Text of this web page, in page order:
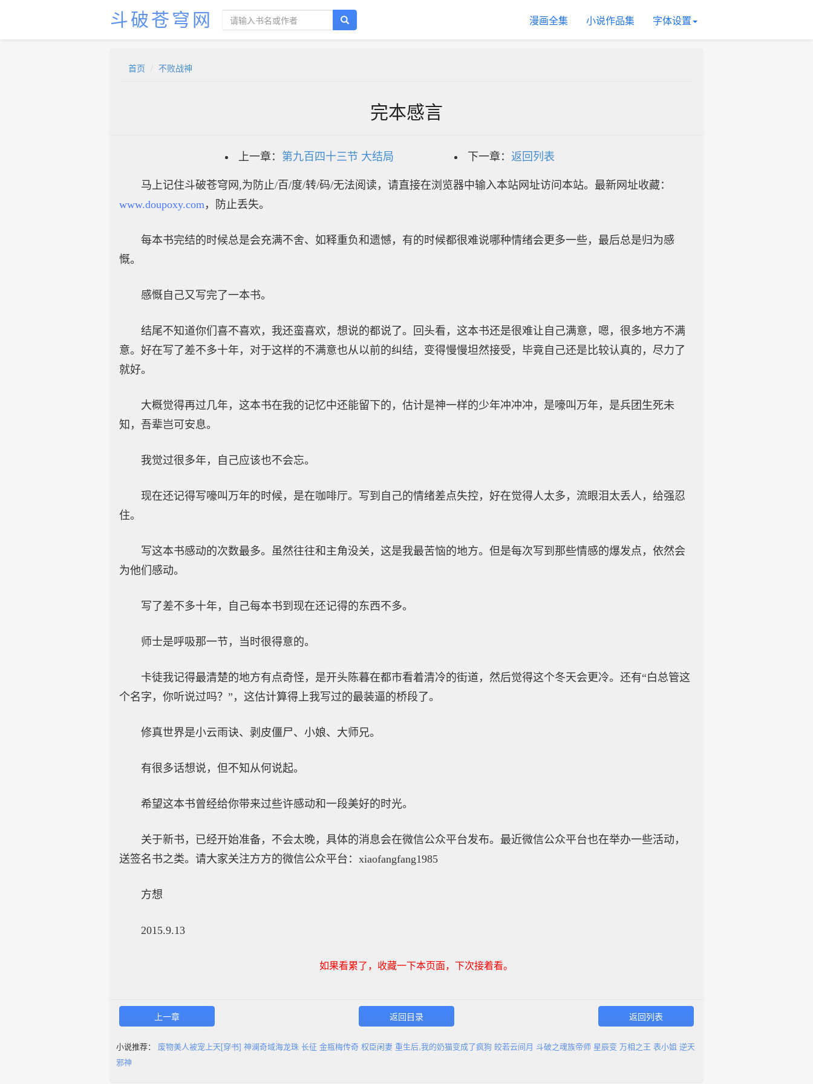
斗破苍穹网 漫画全集 小说作品集 字体设置
首页 不败战神
完本感言
上一章： 第九百四十三节 大结局 下一章： 返回列表
马上记住斗破苍穹网,为防止/百/度/转/码/无法阅读，请直接在浏览器中输入本站网址访问本站。最新网址收藏：
www.doupoxy.com，防止丢失。
每本书完结的时候总是会充满不舍、如释重负和遗憾，有的时候都很难说哪种情绪会更多一些，最后总是归为感
慨。
感慨自己又写完了一本书。
结尾不知道你们喜不喜欢，我还蛮喜欢，想说的都说了。回头看，这本书还是很难让自己满意，嗯，很多地方不满
意。好在写了差不多十年，对于这样的不满意也从以前的纠结，变得慢慢坦然接受，毕竟自己还是比较认真的，尽力了
就好。
大概觉得再过几年，这本书在我的记忆中还能留下的，估计是神一样的少年冲冲冲，是嚎叫万年，是兵团生死未
知，吾辈岂可安息。
我觉过很多年，自己应该也不会忘。
现在还记得写嚎叫万年的时候，是在咖啡厅。写到自己的情绪差点失控，好在觉得人太多，流眼泪太丢人，给强忍
住。
写这本书感动的次数最多。虽然往往和主角没关，这是我最苦恼的地方。但是每次写到那些情感的爆发点，依然会
为他们感动。
写了差不多十年，自己每本书到现在还记得的东西不多。
师士是呼吸那一节，当时很得意的。
卡徒我记得最清楚的地方有点奇怪，是开头陈暮在都市看着清冷的街道，然后觉得这个冬天会更冷。还有“白总管这
个名字，你听说过吗？”，这估计算得上我写过的最装逼的桥段了。
修真世界是小云雨诀、剥皮僵尸、小娘、大师兄。
有很多话想说，但不知从何说起。
希望这本书曾经给你带来过些许感动和一段美好的时光。
关于新书，已经开始准备，不会太晚，具体的消息会在微信公众平台发布。最近微信公众平台也在举办一些活动，
送签名书之类。请大家关注方方的微信公众平台：xiaofangfang1985
方想
2015.9.13
如果看累了，收藏一下本页面，下次接着看。
上一章 返回目录 返回列表
小说推荐： 废物美人被宠上天[穿书] 神澜奇域海龙珠 长征 金瓶梅传奇 权臣闲妻 重生后,我的奶猫变成了疯狗 皎若云间月 斗破之魂族帝师 星辰变 万相之王 表小姐 逆天
邪神